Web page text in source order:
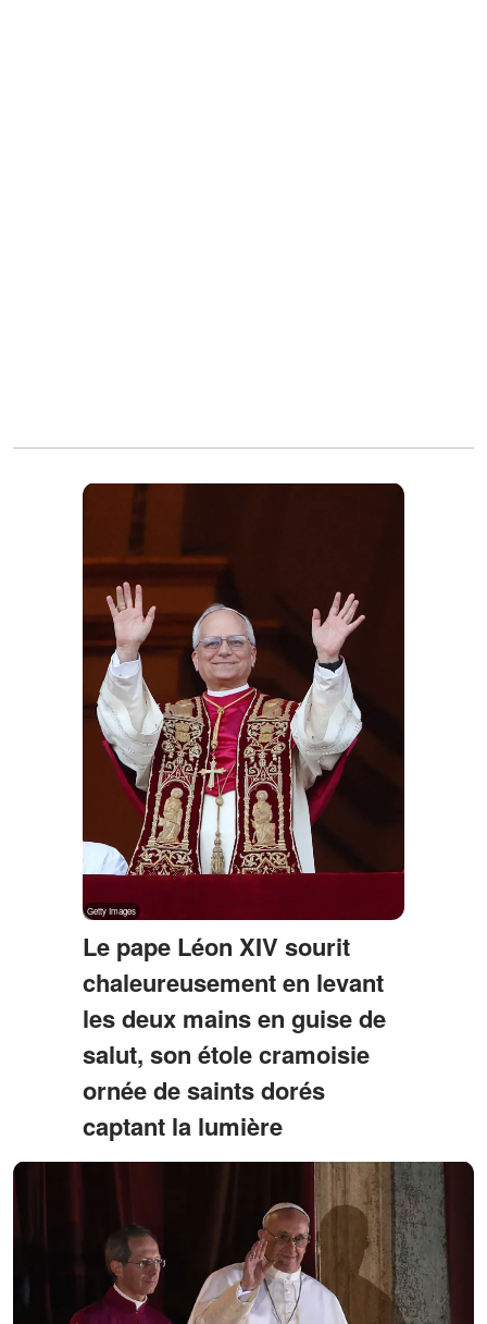
Le pape Léon XIV sourit
chaleureusement en levant
les deux mains en guise de
salut, son étole cramoisie
ornée de saints dorés
captant la lumière